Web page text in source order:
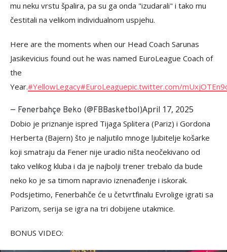
mu neku vrstu špalira, pa su ga onda "izudarali" i tako mu
čestitali na velikom individualnom uspjehu.
Here are the moments when our Head Coach Sarunas
Jasikevicius found out he was named EuroLeague Coach of
the
Year.#YellowLegacy#EuroLeaguepic.twitter.com/
— Fenerbahçe Beko (@FBBasketbol)April 17, 2025
Dobio je priznanje ispred Tijaga Splitera (Pariz) i Gordona
Herberta (Bajern) što je naljutilo mnoge ljubitelje košarke
koji smatraju da Fener nije uradio ništa neočekivano od
tako velikog kluba i da je najbolji trener trebalo da bude
neko ko je sa timom napravio iznenađenje i iskorak.
Podsjetimo, Fenerbahče će u četvrtfinalu Evrolige igrati sa
Parizom, serija se igra na tri dobijene utakmice.
BONUS VIDEO: